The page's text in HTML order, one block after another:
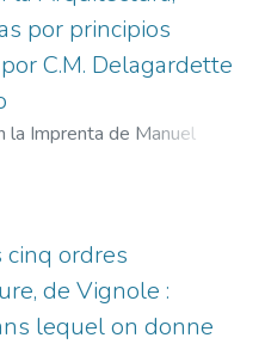
por principios
C.M. Delagardette
la Imprenta de Manuel
de la Torre, Fausto
1759-ca. 1820
cinq ordres
de Vignole :
lequel on donne